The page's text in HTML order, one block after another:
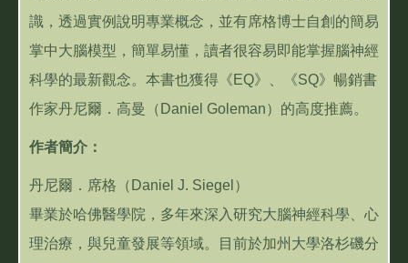
識，透過實例說明專業概念，並有席格博士自創的簡易
掌中大腦模型，簡單易懂，讀者很容易即能掌握腦神經
科學的最新觀念。本書也獲得《EQ》、《SQ》暢銷書
作家丹尼爾．高曼（Daniel Goleman）的高度推薦。
作者簡介：
丹尼爾．席格（Daniel J. Siegel）
畢業於哈佛醫學院，多年來深入研究大腦神經科學、心
理治療，與兒童發展等領域。目前於加州大學洛杉磯分